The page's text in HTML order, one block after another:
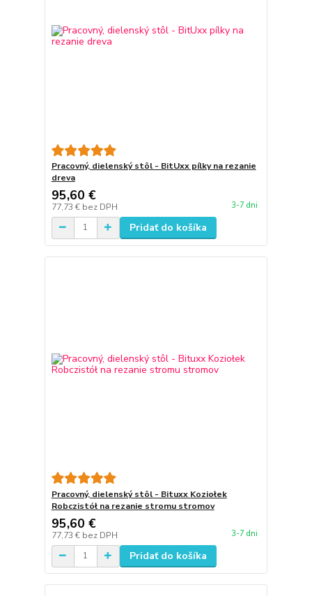
Pracovný, dielenský stôl - BitUxx pílky na rezanie
dreva
95,60 €
77,73 € bez DPH 3-7 dni
Pridať do košíka
Pracovný, dielenský stôl - Bituxx Koziołek
Robczistół na rezanie stromu stromov
95,60 €
77,73 € bez DPH 3-7 dni
Pridať do košíka